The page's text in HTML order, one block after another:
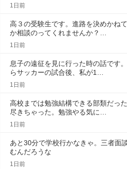
1日前
高３の受験生です。進路を決めかね
か相談のってくれませんか？…
1日前
息子の遠征を見に行った時の話です
らサッカーの試合後、私が1…
1日前
高校までは勉強結構できる部類だっ
尽きちゃった。勉強やる気に…
1日前
あと30分で学校行かなきゃ。三者面
むんだろうな
1日前